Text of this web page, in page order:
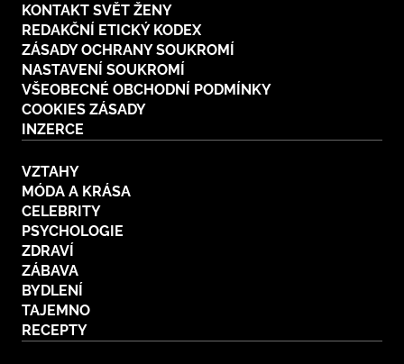
KONTAKT SVĚT ŽENY
REDAKČNÍ ETICKÝ KODEX
ZÁSADY OCHRANY SOUKROMÍ
NASTAVENÍ SOUKROMÍ
VŠEOBECNÉ OBCHODNÍ PODMÍNKY
COOKIES ZÁSADY
INZERCE
VZTAHY
MÓDA A KRÁSA
CELEBRITY
PSYCHOLOGIE
ZDRAVÍ
ZÁBAVA
BYDLENÍ
TAJEMNO
RECEPTY